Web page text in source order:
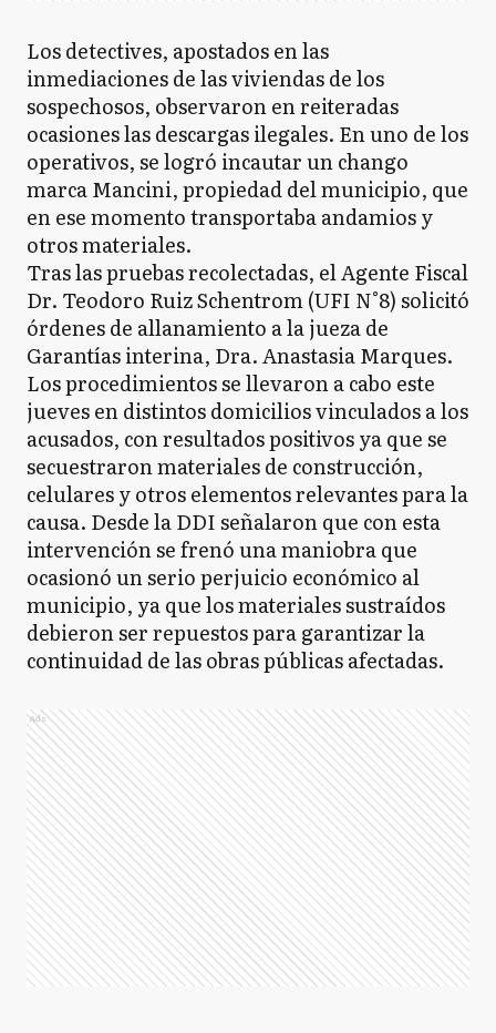
Los detectives, apostados en las
inmediaciones de las viviendas de los
sospechosos, observaron en reiteradas
ocasiones las descargas ilegales. En uno de los
operativos, se logró incautar un chango
marca Mancini, propiedad del municipio, que
en ese momento transportaba andamios y
otros materiales.
Tras las pruebas recolectadas, el Agente Fiscal
Dr. Teodoro Ruiz Schentrom (UFI N°8) solicitó
órdenes de allanamiento a la jueza de
Garantías interina, Dra. Anastasia Marques.
Los procedimientos se llevaron a cabo este
jueves en distintos domicilios vinculados a los
acusados, con resultados positivos ya que se
secuestraron materiales de construcción,
celulares y otros elementos relevantes para la
causa. Desde la DDI señalaron que con esta
intervención se frenó una maniobra que
ocasionó un serio perjuicio económico al
municipio, ya que los materiales sustraídos
debieron ser repuestos para garantizar la
continuidad de las obras públicas afectadas.
Ads